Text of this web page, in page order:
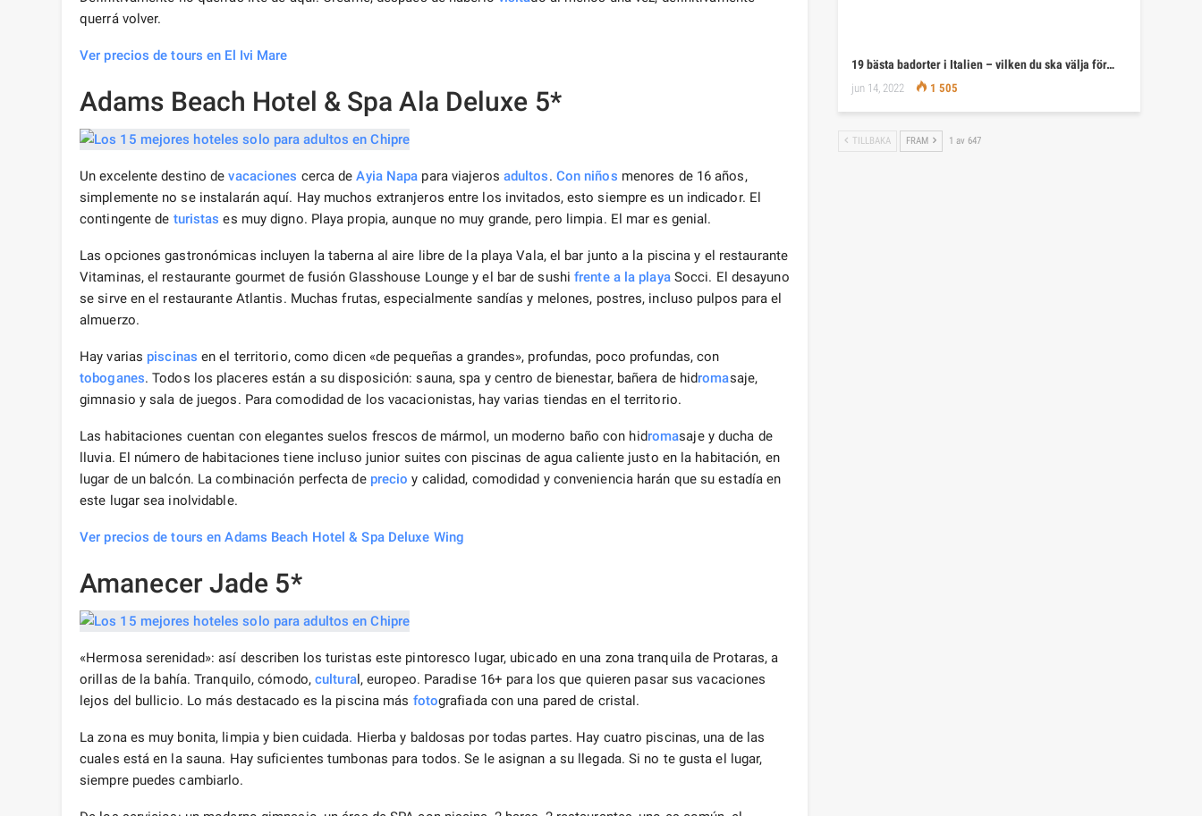
querrá volver.
Ver precios de tours en El Ivi Mare
Adams Beach Hotel & Spa Ala Deluxe 5*
Un excelente destino devacaciones cerca deAyia Napa para viajeros adultos. Con niños menores de 16 años,
simplemente no se instalarán aquí. Hay muchos extranjeros entre los invitados, esto siempre es un indicador. El
contingente de turistas es muy digno. Playa propia, aunque no muy grande, pero limpia. El mar es genial.
Las opciones gastronómicas incluyen la taberna al aire libre de la playa Vala, el bar junto a la piscina y el restaurante
Vitaminas, el restaurante gourmet de fusión Glasshouse Lounge y el bar de sushifrente a la playaSocci. El desayuno
se sirve en el restaurante Atlantis. Muchas frutas, especialmente sandías y melones, postres, incluso pulpos para el
almuerzo.
Hay varias piscinas en el territorio, como dicen «de pequeñas a grandes», profundas, poco profundas, con
toboganes. Todos los placeres están a su disposición: sauna, spa y centro de bienestar, bañera de hidromasaje,
gimnasio y sala de juegos. Para comodidad de los vacacionistas, hay varias tiendas en el territorio.
Las habitaciones cuentan con elegantes suelos frescos de mármol, un moderno baño con hidromasaje y ducha de
lluvia. El número de habitaciones tiene incluso junior suites con piscinas de agua caliente justo en la habitación, en
lugar de un balcón. La combinación perfecta de precio y calidad, comodidad y conveniencia harán que su estadía en
este lugar sea inolvidable.
Ver precios de tours en Adams Beach Hotel & Spa Deluxe Wing
Amanecer Jade 5*
«Hermosa serenidad»: así describen los turistas este pintoresco lugar, ubicado en una zona tranquila de Protaras, a
orillas de la bahía. Tranquilo, cómodo,cultural, europeo. Paradise 16+ para los que quieren pasar sus vacaciones
lejos del bullicio. Lo más destacado es la piscina más fotografiada con una pared de cristal.
La zona es muy bonita, limpia y bien cuidada. Hierba y baldosas por todas partes. Hay cuatro piscinas, una de las
cuales está en la sauna. Hay suficientes tumbonas para todos. Se le asignan a su llegada. Si no te gusta el lugar,
siempre puedes cambiarlo.
19 bästa badorter i Italien – vilken du ska välja för…
jun 14, 2022 1 505
TILLBAKA FRAM 1 av 647